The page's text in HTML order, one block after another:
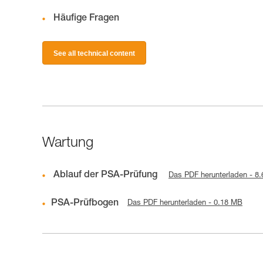
Häufige Fragen
See all technical content
Wartung
Ablauf der PSA-Prüfung Das PDF herunterladen -
PSA-Prüfbogen Das PDF herunterladen - 0.18 MB